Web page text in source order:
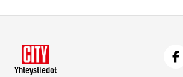
Yhteystiedot